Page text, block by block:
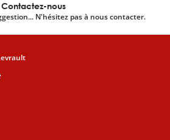
Contactez-nous
N'hésitez pas à nous contacter.